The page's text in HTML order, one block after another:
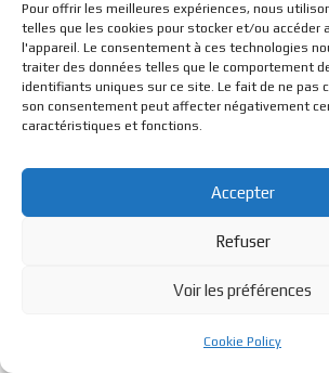
Pour offrir les meilleures expériences, nous
telles que les cookies pour stocker et/ou accéder
l'appareil. Le consentement à ces technologies
traiter des données telles que le comportement
identifiants uniques sur ce site. Le fait de ne pas
son consentement peut affecter négativement
caractéristiques et fonctions.
Accepter
Refuser
Voir les préférences
Cookie Policy
© BL Optique - 22 Rue de la Cueille -